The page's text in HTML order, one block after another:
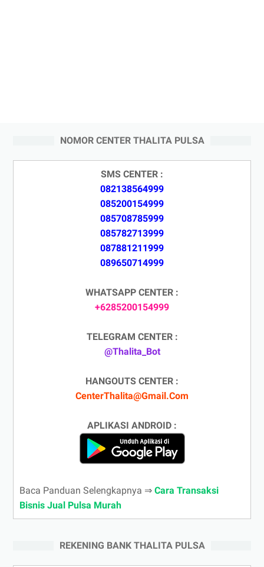
NOMOR CENTER THALITA PULSA
SMS CENTER :
082138564999
085200154999
085708785999
085782713999
087881211999
089650714999
WHATSAPP CENTER :
+6285200154999
TELEGRAM CENTER :
@Thalita_Bot
HANGOUTS CENTER :
CenterThalita@Gmail.Com
APLIKASI ANDROID :
Baca Panduan Selengkapnya ⇒ Cara Transaksi
Bisnis Jual Pulsa Murah
REKENING BANK THALITA PULSA